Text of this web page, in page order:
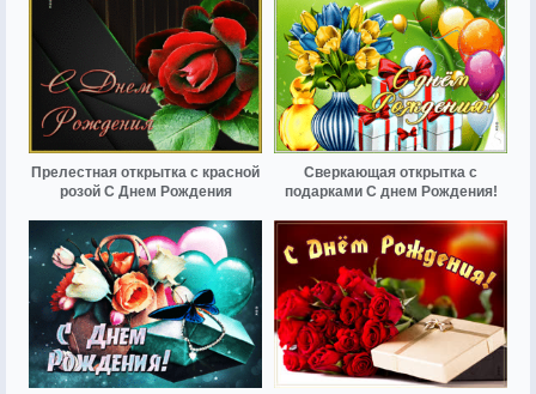
Прелестная открытка с красной
розой С Днем Рождения
Сверкающая открытка с
подарками С днем Рождения!